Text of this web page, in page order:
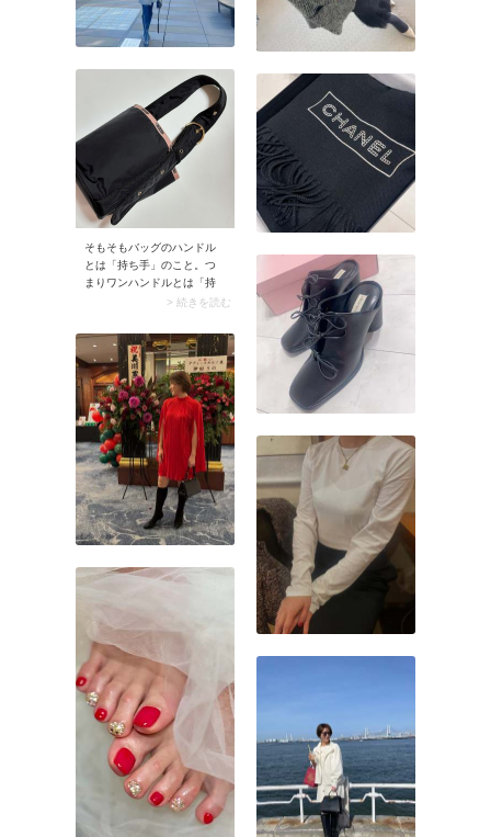
そもそもバッグのハンドル
とは「持ち手」のこと。つ
まりワンハンドルとは「持
ち手が1本」の意味。一般的
ッグは持ち手が2本ですが、
ワンハンドルはバッグの両
端に1本だけ付いているのが
特徴です。
> 続きを読む